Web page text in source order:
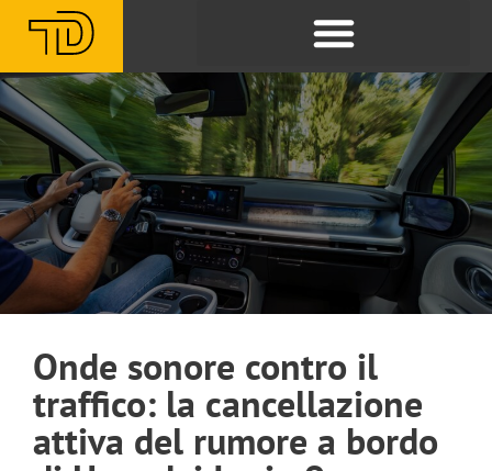
Onde sonore contro il
traffico: la cancellazione
attiva del rumore a bordo